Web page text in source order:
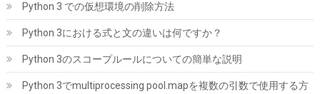
(54310588) GBP 62.65 (2026-08-06 04:03 GMT +09:00 時点 -詳細
はこちら)
Python 3 での仮想環境の削除方法
Python 3における式と文の違いは何ですか？
Python 3のスコープルールについての簡単な説明
Python 3でmultiprocessing pool.mapを複数の引数で使用する方